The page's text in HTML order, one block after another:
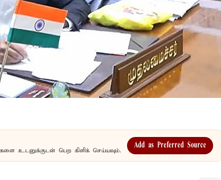
உடனுக்குடன் பெற கிளிக் செய்யவும்.
Add as Preferred Source